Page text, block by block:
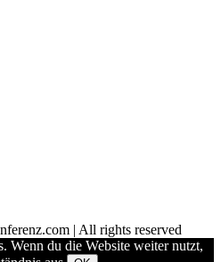
| All rights reserved
Wenn du die Website weiter nutzt,